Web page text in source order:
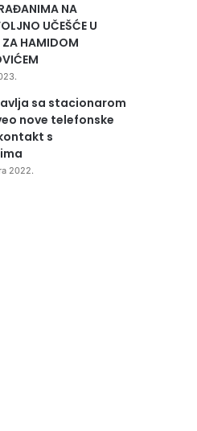
NA
UČEŠĆE U
ZA HAMIDOM
sa stacionarom
nove telefonske
s
2022.